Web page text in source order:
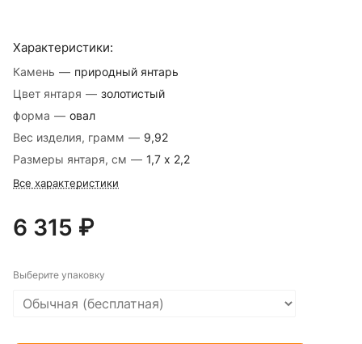
Характеристики:
Камень — природный янтарь
Цвет янтаря — золотистый
форма — овал
Вес изделия, грамм — 9,92
Размеры янтаря, см — 1,7 х 2,2
Все характеристики
6 315 ₽
Выберите упаковку